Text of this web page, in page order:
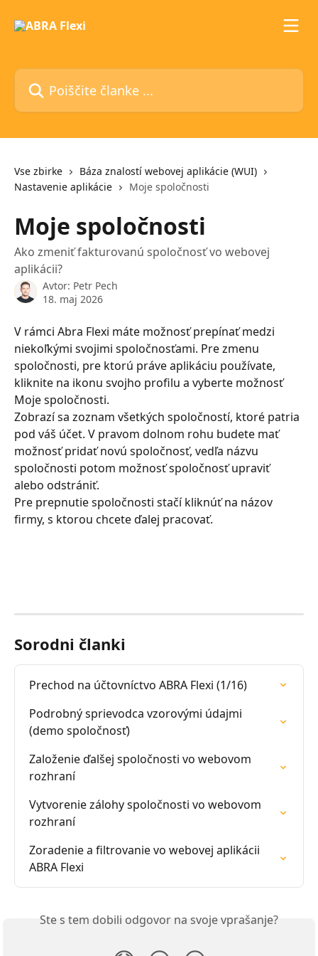
Poiščite članke ...
Vse zbirke
Báza znalostí webovej aplikácie (WUI)
Nastavenie aplikácie
Moje spoločnosti
Moje spoločnosti
Ako zmeniť fakturovanú spoločnosť vo webovej
aplikácii?
Avtor: Petr Pech
18. maj 2026
V rámci Abra Flexi máte možnosť prepínať medzi
niekoľkými svojimi spoločnosťami. Pre zmenu
spoločnosti, pre ktorú práve aplikáciu používate,
kliknite na ikonu svojho profilu a vyberte možnosť
Moje spoločnosti.
Zobrazí sa zoznam všetkých spoločností, ktoré patria
pod váš účet. V pravom dolnom rohu budete mať
možnosť pridať novú spoločnosť, vedľa názvu
spoločnosti potom možnosť spoločnosť upraviť
alebo odstrániť.
Pre prepnutie spoločnosti stačí kliknúť na názov
firmy, s ktorou chcete ďalej pracovať.
Sorodni članki
Prechod na účtovníctvo ABRA Flexi (1/16)
Podrobný sprievodca vzorovými údajmi
(demo spoločnosť)
Založenie ďalšej spoločnosti vo webovom
rozhraní
Vytvorenie zálohy spoločnosti vo webovom
rozhraní
Zoradenie a filtrovanie vo webovej aplikácii
ABRA Flexi
Ste s tem dobili odgovor na svoje vprašanje?